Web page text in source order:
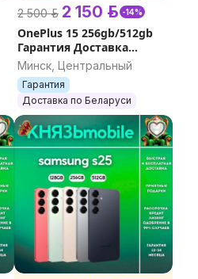
2 500 р. 2 150 р. -14%
OnePlus 15 256gb/512gb
Гарантия Доставка
Кредит
Минск, Центральный
Гарантия
Доставка по Беларуси